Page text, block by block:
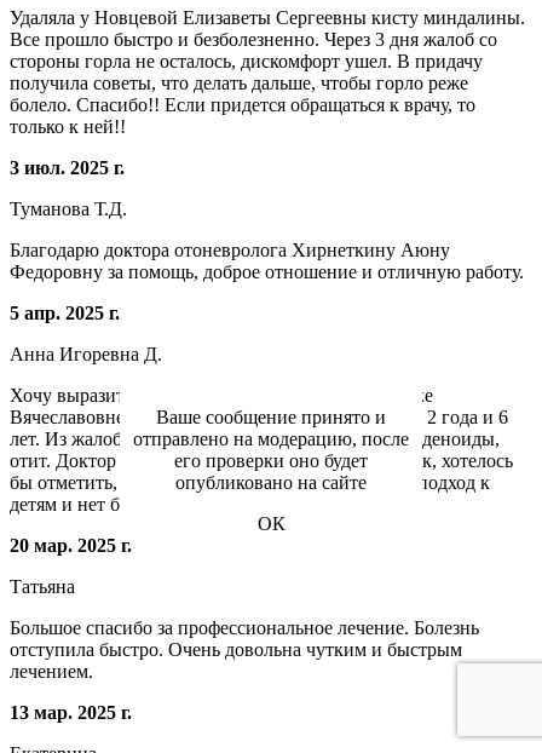
Удаляла у Новцевой Елизаветы Сергеевны кисту миндалины.
Все прошло быстро и безболезненно. Через 3 дня жалоб со
стороны горла не осталось, дискомфорт ушел. В придачу
получила советы, что делать дальше, чтобы горло реже
болело. Спасибо!! Если придется обращаться к врачу, то
только к ней!!
3 июл. 2025 г.
Туманова Т.Д.
Благодарю доктора отоневролога Хирнеткину Аюну
Федоровну за помощь, доброе отношение и отличную работу.
5 апр. 2025 г.
Анна Игоревна Д.
Хочу выразить огромную благодарность Веронике
Вячеславовне! Были на приеме с двумя дочками - 2 года и 6
лет. Из жалоб - затяжной насморк, увеличенные аденоиды,
отит. Доктор очень внимательно осмотрел девочек, хотелось
бы отметить, что Вероника Вячеславовна нашла подход к
детям и нет боязни, криков...
20 мар. 2025 г.
Татьяна
Большое спасибо за профессиональное лечение. Болезнь
отступила быстро. Очень довольна чутким и быстрым
лечением.
13 мар. 2025 г.
Ваше сообщение принято и
отправлено на модерацию, после
его проверки оно будет
опубликовано на сайте
ОК